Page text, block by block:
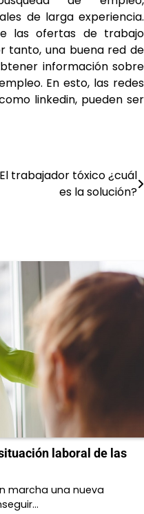
de larga experiencia.
las ofertas de trabajo
tanto, una buena red de
información sobre
En esto, las redes
linkedin, pueden ser
El trabajador tóxico ¿cuál
es la solución?
laboral de las
marcha una nueva